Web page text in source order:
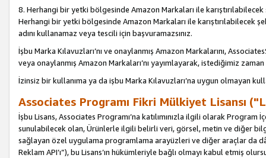
8. Herhangi bir yetki bölgesinde Amazon Markaları ile
Herhangi bir yetki bölgesinde Amazon Markaları ile karıştırılabilecek
adını kullanamaz veya tescili için başvuramazsınız.
İşbu Marka Kılavuzları’nı ve onaylanmış Amazon Markalarını,
veya onaylanmış Amazon Markaları’nı yayımlayarak, istediğimiz
İzinsiz bir kullanıma ya da işbu Marka Kılavuzları’na uygun olmayan
Associates Programı Fikri Mülkiyet Lisansı
İşbu Lisans, Associates Programı’na katılımınızla ilgili olarak Program
sunulabilecek olan, Ürünlerle ilgili belirli veri, görsel, metin ve diğer
sağlayan özel uygulama programlama arayüzleri ve diğer araçlar da
Reklam API’ı”), bu Lisans’ın hükümleriyle bağlı olmayı kabul etmiş